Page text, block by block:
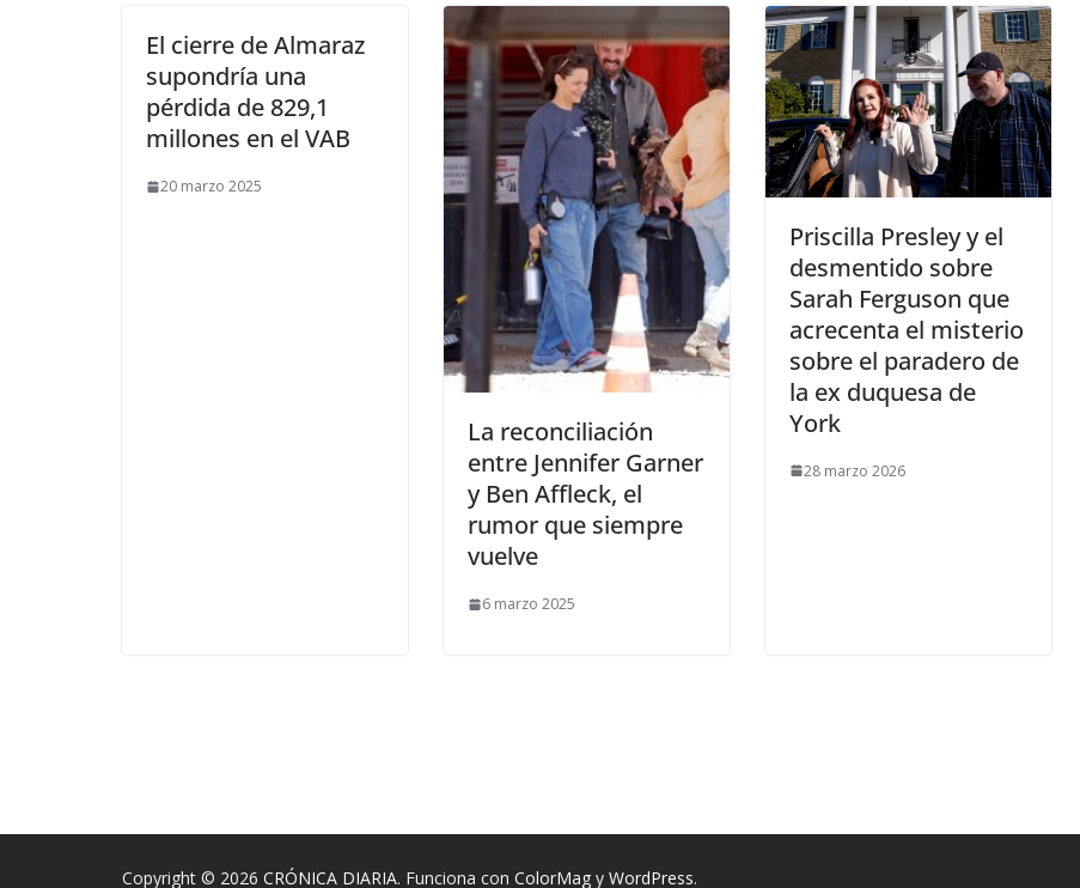
El cierre de Almaraz
supondría una
pérdida de 829,1
millones en el VAB
20 marzo 2025
​La reconciliación
entre Jennifer Garner
y Ben Affleck, el
rumor que siempre
vuelve
6 marzo 2025
​Priscilla Presley y el
desmentido sobre
Sarah Ferguson que
acrecenta el misterio
sobre el paradero de
la ex duquesa de
York
28 marzo 2026
Copyright © 2026 CRÓNICA DIARIA. Funciona con ColorMag y WordPress.